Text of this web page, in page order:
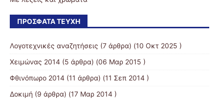
ΠΡΌΣΦΑΤΑ ΤΕΎΧΗ
Λογοτεχνικές αναζητήσεις (7 άρθρα) (10 Οκτ 2025 )
Χειμώνας 2014 (5 άρθρα) (06 Μαρ 2015 )
Φθινόπωρο 2014 (11 άρθρα) (11 Σεπ 2014 )
Δοκιμή (9 άρθρα) (17 Μαρ 2014 )